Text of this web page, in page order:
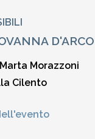
D'ARCO
Marta Morazzoni
Cilento